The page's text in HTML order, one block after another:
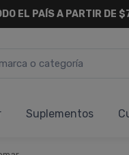
EL PAÍS A PARTIR DE
Suplementos